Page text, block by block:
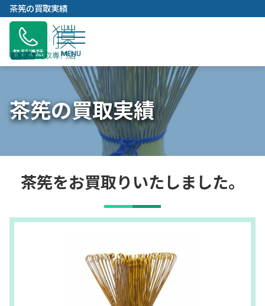
容
キ
ッ
茶筅の買取実績
無料通話
茶筅の買取実績
茶筅をお買取りいたしました。